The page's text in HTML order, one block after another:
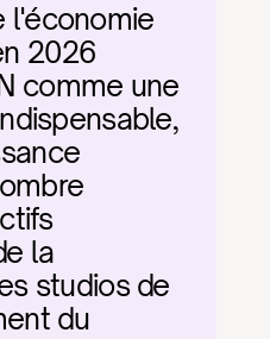
l'économie
2026
comme une
la
studios de
du